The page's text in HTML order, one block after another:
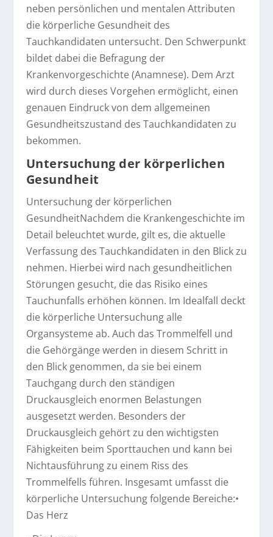
neben persönlichen und mentalen Attributen
die körperliche Gesundheit des
Tauchkandidaten untersucht. Den Schwerpunkt
bildet dabei die Befragung der
Krankenvorgeschichte (Anamnese). Dem Arzt
wird durch dieses Vorgehen ermöglicht, einen
genauen Eindruck von dem allgemeinen
Gesundheitszustand des Tauchkandidaten zu
bekommen.
Untersuchung der körperlichen
Gesundheit
Untersuchung der körperlichen
GesundheitNachdem die Krankengeschichte im
Detail beleuchtet wurde, gilt es, die aktuelle
Verfassung des Tauchkandidaten in den Blick zu
nehmen. Hierbei wird nach gesundheitlichen
Störungen gesucht, die das Risiko eines
Tauchunfalls erhöhen können. Im Idealfall deckt
die körperliche Untersuchung alle
Organsysteme ab. Auch das Trommelfell und
die Gehörgänge werden in diesem Schritt in
den Blick genommen, da sie bei einem
Tauchgang durch den ständigen
Druckausgleich enormen Belastungen
ausgesetzt werden. Besonders der
Druckausgleich gehört zu den wichtigsten
Fähigkeiten beim Sporttauchen und kann bei
Nichtausführung zu einem Riss des
Trommelfells führen. Insgesamt umfasst die
körperliche Untersuchung folgende Bereiche:•
Das Herz